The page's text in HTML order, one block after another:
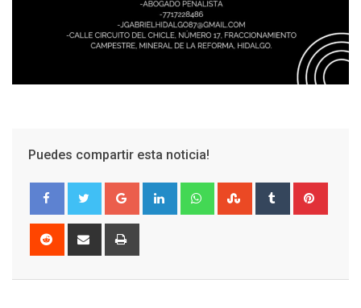
Puedes compartir esta noticia!
Google+ LinkedIn WhatsappStumbleUpon
Tumblr
Reddit
Share